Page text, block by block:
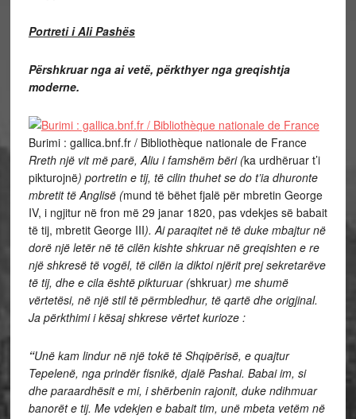
Portreti i Ali Pashës
Përshkruar nga ai vetë, përkthyer nga greqishtja
moderne.
Burimi : gallica.bnf.fr / Bibliothèque nationale de France
Rreth një vit më parë, Aliu i famshëm bëri (ka urdhëruar t’i
pikturojnë) portretin e tij, të cilin thuhet se do t’ia dhuronte
mbretit të Anglisë (mund të bëhet fjalë për mbretin George
IV, i ngjitur në fron më 29 janar 1820, pas vdekjes së babait
të tij, mbretit George III). Ai paraqitet në të duke mbajtur në
dorë një letër në të cilën kishte shkruar në greqishten e re
një shkresë të vogël, të cilën ia diktoi njërit prej sekretarëve
të tij, dhe e cila është pikturuar (shkruar) me shumë
vërtetësi, në një stil të përmbledhur, të qartë dhe origjinal.
Ja përkthimi i kësaj shkrese vërtet kurioze :
“Unë kam lindur në një tokë të Shqipërisë, e quajtur
Tepelenë, nga prindër fisnikë, djalë Pashai. Babai im, si
dhe paraardhësit e mi, i shërbenin rajonit, duke ndihmuar
banorët e tij. Me vdekjen e babait tim, unë mbeta vetëm në